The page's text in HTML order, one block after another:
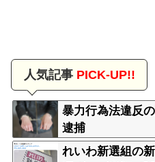
人気記事PICK-UP!!
暴力行為法違反
逮捕
れいわ新選組の